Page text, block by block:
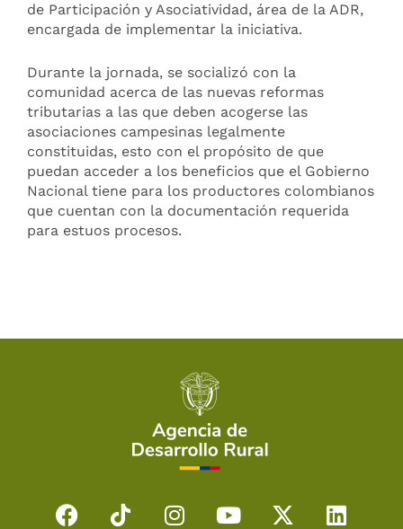
de Participación y Asociatividad, área de la ADR,
encargada de implementar la iniciativa.
Durante la jornada, se socializó con la
comunidad acerca de las nuevas reformas
tributarias a las que deben acogerse las
asociaciones campesinas legalmente
constituidas, esto con el propósito de que
puedan acceder a los beneficios que el Gobierno
Nacional tiene para los productores colombianos
que cuentan con la documentación requerida
para estuos procesos.
F
T
I
Y
X
L